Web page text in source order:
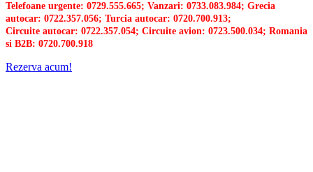
Telefoane urgente: 0729.555.665; Vanzari: 0733.083.984; Grecia
autocar: 0722.357.056; Turcia autocar: 0720.700.913;
Circuite autocar: 0722.357.054; Circuite avion: 0723.500.034; Romania
si B2B: 0720.700.918
Rezerva acum!